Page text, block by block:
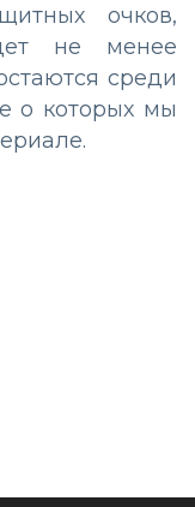
очков,
не менее
среди
о которых мы